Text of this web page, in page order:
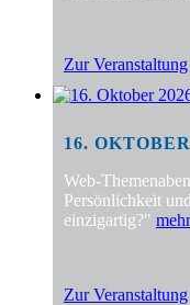
Zur Veranstaltung
16.
Web-
Persönlichkeit
einzigartig?" mehr
Zur Veranstaltung